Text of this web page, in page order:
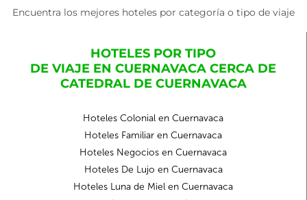
Encuentra los mejores hoteles por categoría o tipo de viaje
HOTELES POR TIPO
DE VIAJE EN CUERNAVACA CERCA DE
CATEDRAL DE CUERNAVACA
Hoteles Colonial en Cuernavaca
Hoteles Familiar en Cuernavaca
Hoteles Negocios en Cuernavaca
Hoteles De Lujo en Cuernavaca
Hoteles Luna de Miel en Cuernavaca